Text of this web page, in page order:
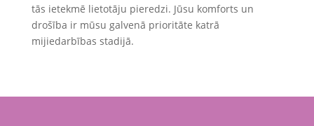
tās ietekmē lietotāju pieredzi. Jūsu komforts un
drošība ir mūsu galvenā prioritāte katrā
mijiedarbības stadijā.